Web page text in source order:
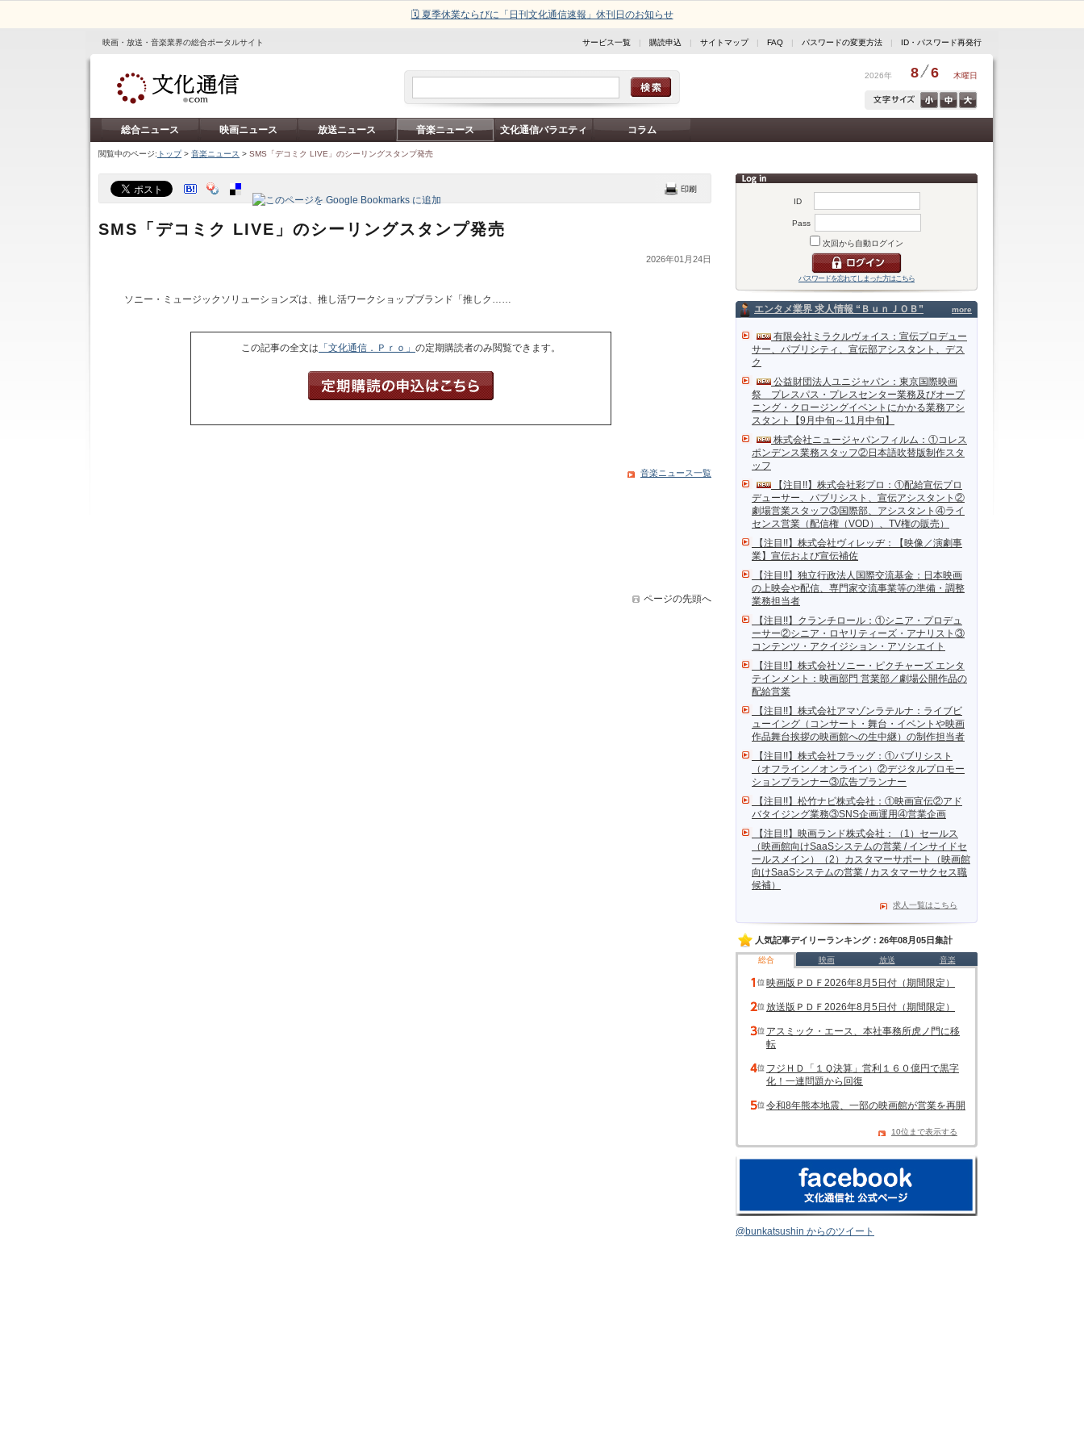
🗓️ 夏季休業ならびに「日刊文化通信速報」休刊日のお知らせ
映画・放送・音楽業界の総合ポータルサイト サービス一覧 | 購読申込 | サイトマップ| FAQ | パスワードの変更方法 | ID・パスワード再発行
2026年 8 6 木曜日
総合ニュース 映画ニュース 放送ニュース 音楽ニュース 文化通信バラエティ コラム
閲覧中のページ: トップ> 音楽ニュース > SMS「デコミク LIVE」のシーリングスタンプ発売
ID
Pass
次回から自動ログイン
パスワードを忘れてしまった方はこちら
more
エンタメ業界 求人情報 “ＢｕｎＪＯＢ”
有限会社ミラクルヴォイス：宣伝プロデュー
サー、パブリシティ、宣伝部アシスタント、デス
ク
公益財団法人ユニジャパン：東京国際映画
祭 プレスパス・プレスセンター業務及びオープ
ニング・クロージングイベントにかかる業務アシ
スタント【9月中旬～11月中旬】
株式会社ニュージャパンフィルム：①コレス
ポンデンス業務スタッフ②日本語吹替版制作スタ
ッフ
【注目!!】株式会社彩プロ：①配給宣伝プロ
デューサー、パブリシスト、宣伝アシスタント②
劇場営業スタッフ③国際部、アシスタント④ライ
センス営業（配信権（VOD）、TV権の販売）
【注目!!】株式会社ヴィレッヂ：【映像／演劇事
業】宣伝および宣伝補佐
【注目!!】独立行政法人国際交流基金：日本映画
の上映会や配信、専門家交流事業等の準備・調整
業務担当者
【注目!!】クランチロール：①シニア・プロデュ
ーサー②シニア・ロヤリティーズ・アナリスト③
コンテンツ・アクイジション・アソシエイト
【注目!!】株式会社ソニー・ピクチャーズ エンタ
テインメント：映画部門 営業部／劇場公開作品の
配給営業
【注目!!】株式会社アマゾンラテルナ：ライブビ
ューイング（コンサート・舞台・イベントや映画
作品舞台挨拶の映画館への生中継）の制作担当者
【注目!!】株式会社フラッグ：①パブリシスト
（オフライン／オンライン）②デジタルプロモー
ションプランナー③広告プランナー
【注目!!】松竹ナビ株式会社：①映画宣伝②アド
バタイジング業務③SNS企画運用④営業企画
【注目!!】映画ランド株式会社：（1）セールス
（映画館向けSaaSシステムの営業 / インサイドセ
ールスメイン）（2）カスタマーサポート（映画館
向けSaaSシステムの営業 / カスタマーサクセス職
候補）
求人一覧はこちら
人気記事デイリーランキング：26年08月05日集計
総合 映画 放送 音楽
映画版ＰＤＦ2026年8月5日付（期間限定）
放送版ＰＤＦ2026年8月5日付（期間限定）
アスミック・エース、本社事務所虎ノ門に移
転
フジＨＤ「１Ｑ決算」営利１６０億円で黒字
化！一連問題から回復
令和8年熊本地震、一部の映画館が営業を再開
10位まで表示する
@bunkatsushin からのツイート
SMS「デコミク LIVE」のシーリングスタンプ発売
2026年01月24日
ソニー・ミュージックソリューションズは、推し活ワークショップブランド「推しク……
この記事の全文は 「文化通信．Ｐｒｏ」 の定期購読者のみ閲覧できます。
音楽ニュース一覧
ページの先頭へ